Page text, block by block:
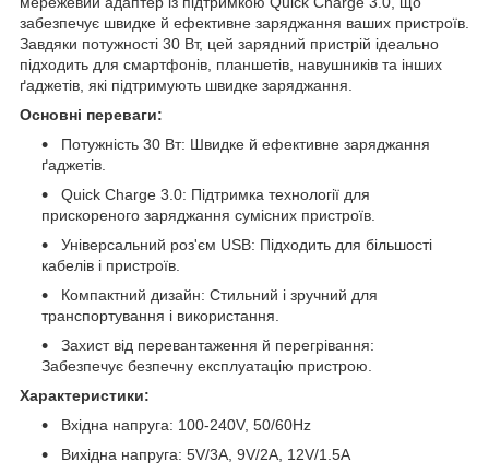
забезпечує швидке й ефективне заряджання ваших пристроїв.
Завдяки потужності 30 Вт, цей зарядний пристрій ідеально
підходить для смартфонів, планшетів, навушників та інших
ґаджетів, які підтримують швидке заряджання.
Основні переваги:
Потужність 30 Вт: Швидке й ефективне заряджання
ґаджетів.
Quick Charge 3.0: Підтримка технології для
прискореного заряджання сумісних пристроїв.
Універсальний роз'єм USB: Підходить для більшості
кабелів і пристроїв.
Компактний дизайн: Стильний і зручний для
транспортування і використання.
Захист від перевантаження й перегрівання:
Забезпечує безпечну експлуатацію пристрою.
Характеристики:
Вхідна напруга: 100-240V, 50/60Hz
Вихідна напруга: 5V/3A, 9V/2A, 12V/1.5A